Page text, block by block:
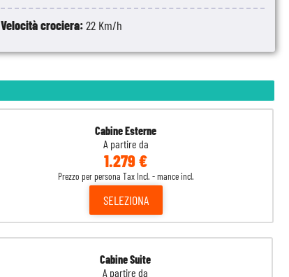
Velocità crociera:22 Km/h
Cabine Esterne
A partire da
1.279 €
Prezzo per persona Tax Incl. - mance incl.
SELEZIONA
Cabine Suite
A partire da